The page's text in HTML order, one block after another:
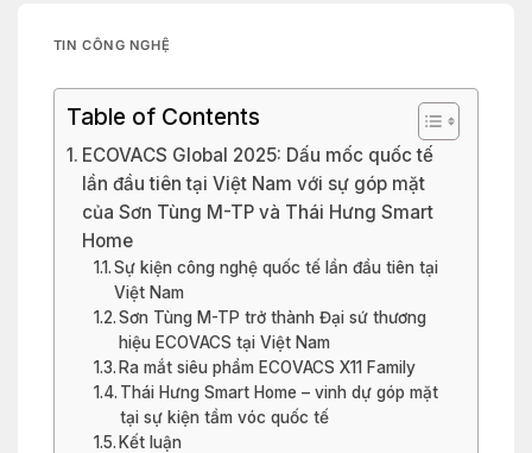
TIN CÔNG NGHỆ
Table of Contents
ECOVACS Global 2025: Dấu mốc quốc tế
lần đầu tiên tại Việt Nam với sự góp mặt
của Sơn Tùng M-TP và Thái Hưng Smart
Home
Sự kiện công nghệ quốc tế lần đầu tiên tại
Việt Nam
Sơn Tùng M-TP trở thành Đại sứ thương
hiệu ECOVACS tại Việt Nam
Ra mắt siêu phẩm ECOVACS X11 Family
Thái Hưng Smart Home – vinh dự góp mặt
tại sự kiện tầm vóc quốc tế
Kết luận